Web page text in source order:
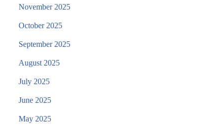
November 2025
October 2025
September 2025
August 2025
July 2025
June 2025
May 2025